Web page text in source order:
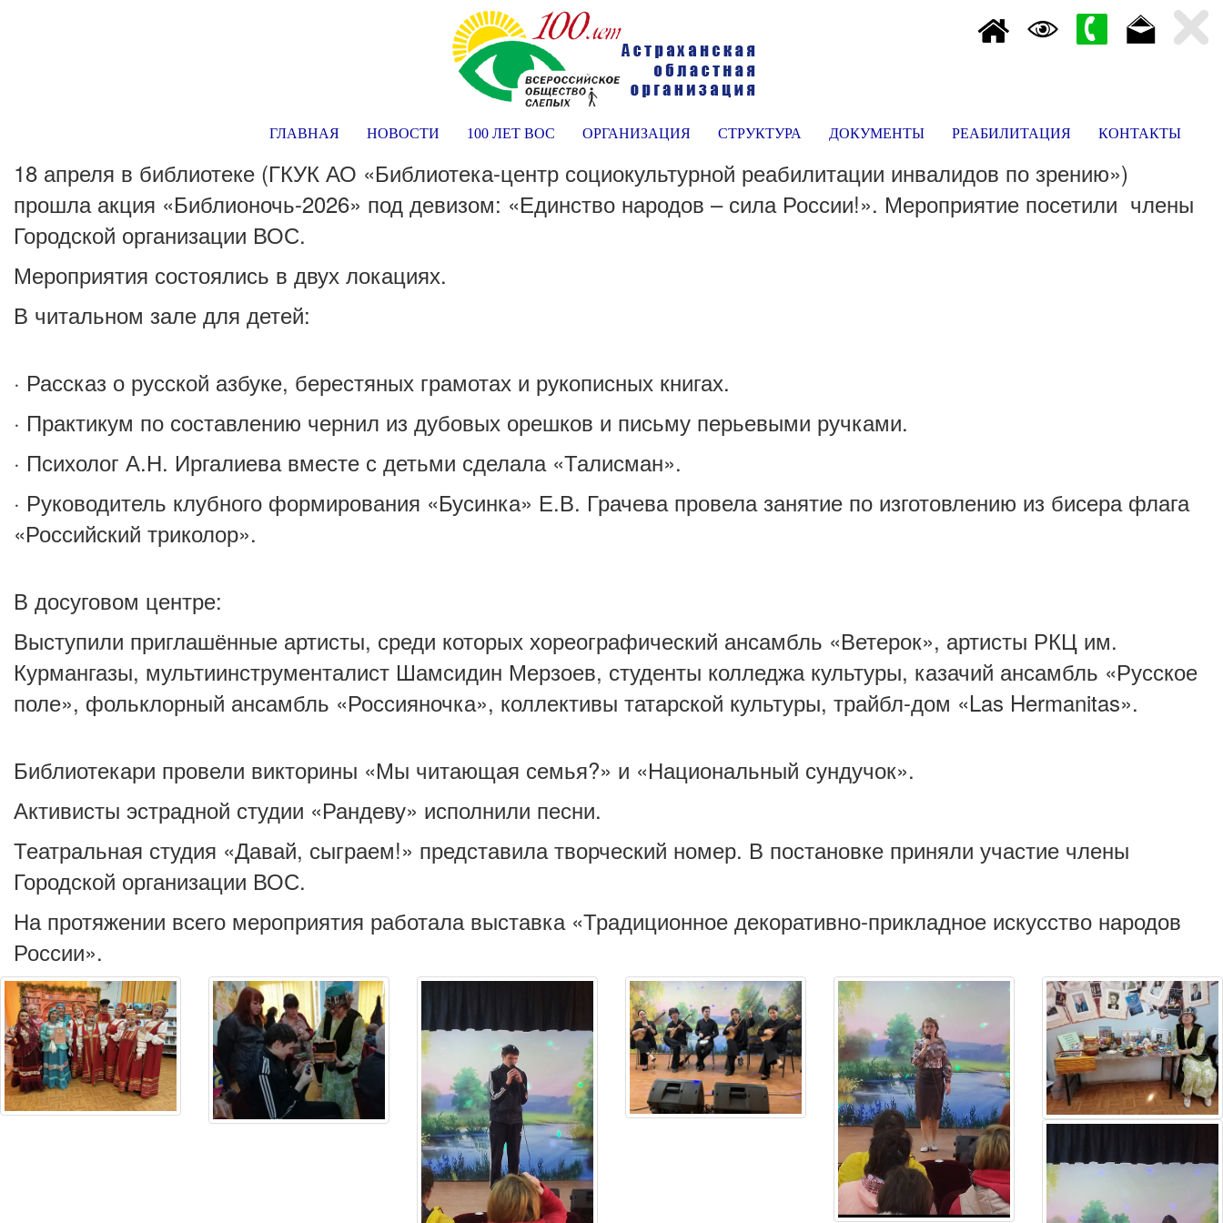
ГЛАВНАЯ НОВОСТИ 100 ЛЕТ ВОС ОРГАНИЗАЦИЯ СТРУКТУРА ДОКУМЕНТЫ РЕАБИЛИТАЦИЯ КОНТАКТЫ
18 апреля в библиотеке (ГКУК АО «Библиотека-центр социокультурной реабилитации инвалидов по зрению»)
прошла акция «Библионочь-2026» под девизом: «Единство народов – сила России!». Мероприятие посетили члены
Городской организации ВОС.
Мероприятия состоялись в двух локациях.
В читальном зале для детей:
· Рассказ о русской азбуке, берестяных грамотах и рукописных книгах.
· Практикум по составлению чернил из дубовых орешков и письму перьевыми ручками.
· Психолог А.Н. Иргалиева вместе с детьми сделала «Талисман».
· Руководитель клубного формирования «Бусинка» Е.В. Грачева провела занятие по изготовлению из бисера флага
«Российский триколор».
В досуговом центре:
Выступили приглашённые артисты, среди которых хореографический ансамбль «Ветерок», артисты РКЦ им.
Курмангазы, мультиинструменталист Шамсидин Мерзоев, студенты колледжа культуры, казачий ансамбль «Русское
поле», фольклорный ансамбль «Россияночка», коллективы татарской культуры, трайбл-дом «Las Hermanitas».
Библиотекари провели викторины «Мы читающая семья?» и «Национальный сундучок».
Активисты эстрадной студии «Рандеву» исполнили песни.
Театральная студия «Давай, сыграем!» представила творческий номер. В постановке приняли участие члены
Городской организации ВОС.
На протяжении всего мероприятия работала выставка «Традиционное декоративно-прикладное искусство народов
России».